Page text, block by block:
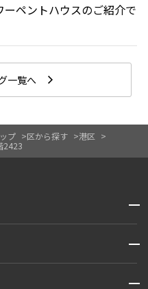
プ 区から探す
港区
2423
ペントハウスのご紹介で
一覧へ
開閉
開閉
開閉